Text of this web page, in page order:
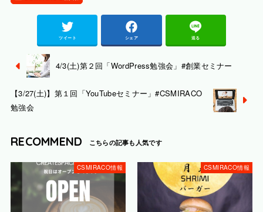
ツイート シェア 送る
4/3(土)第２回「WordPress勉強会」#創業セミナー
【3/27(土)】第１回「YouTubeセミナー」#CSMIRACO
勉強会
RECOMMEND
CSMIRACO情報 CSMIRACO情報